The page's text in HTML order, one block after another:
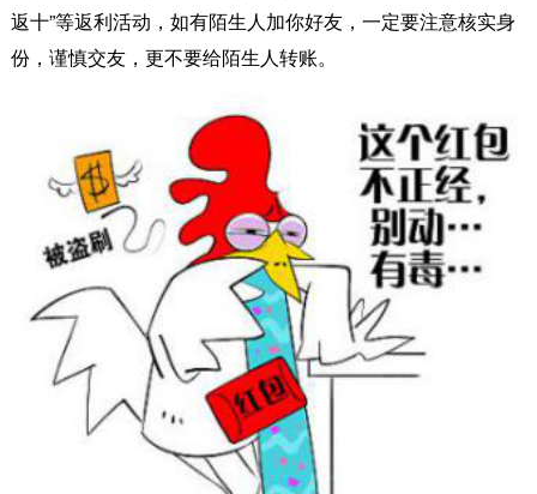
返十”等返利活动，如有陌生人加你好友，一定要注意核实身
份，谨慎交友，更不要给陌生人转账。